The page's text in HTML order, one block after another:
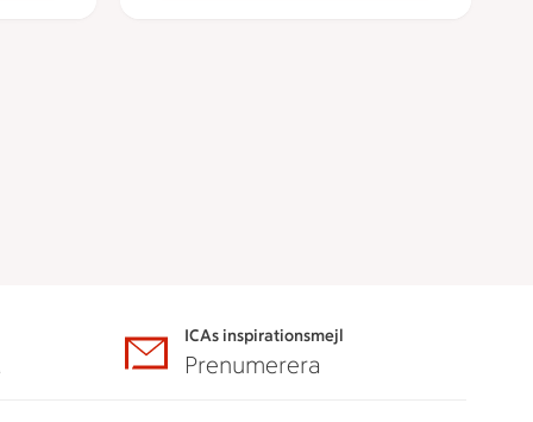
ICAs inspirationsmejl
Prenumerera